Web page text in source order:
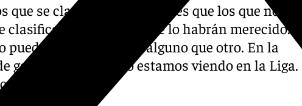
que se clasifiquen son peores que los que no se
clasifican es porque no se lo habrán merecido.
pueden impactar más alguno que otro. En la
ganar cualquiera, lo estamos viendo en la Liga.